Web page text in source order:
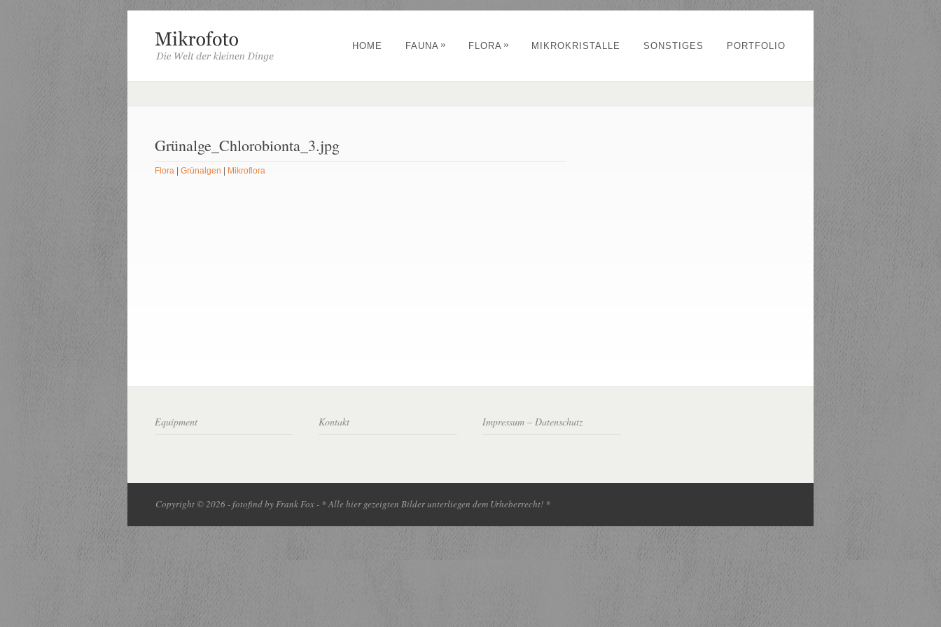
HOME FAUNA » FLORA » MIKROKRISTALLE SONSTIGES PORTFOLIO
Grünalge_Chlorobionta_3.jpg
Flora |Grünalgen Mikroflora
Equipment Kontakt Impressum – Datenschutz
Copyright © 2026 - fotofind by Frank Fox - * Alle hier gezeigten Bilder unterliegen dem Urheberrecht! *